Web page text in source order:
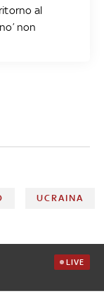
al
non
UCRAINA
LIVE